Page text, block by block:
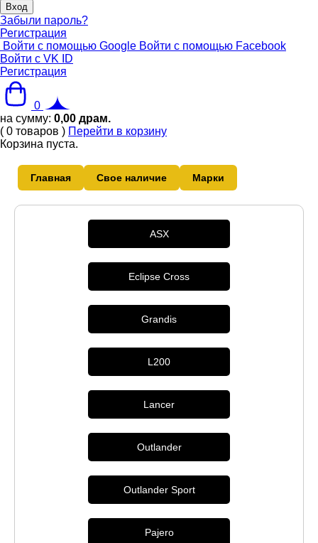
Забыли пароль?
Регистрация
Войти с помощью Google Войти с помощью Facebook
Войти с VK ID
Регистрация
0
на сумму: 0,00 драм.
( 0 товаров ) Перейти в корзину
Корзина пуста.
Главная Свое наличие Марки
ASX
Eclipse Cross
Grandis
L200
Lancer
Outlander
Outlander Sport
Pajero